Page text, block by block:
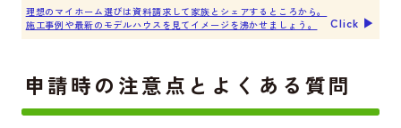
理想のマイホーム選びは資料請求して家族とシェアするところから。
施工事例や最新のモデルハウスを見てイメージを沸かせましょう。
Click ▶︎
申請時の注意点とよくある質問